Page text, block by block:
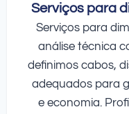
Serviços para
Serviços para
análise técnica
definimos cabos,
adequados para
e economia.